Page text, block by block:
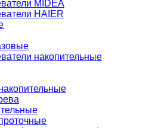
MIDEA
HAIER
накопительные